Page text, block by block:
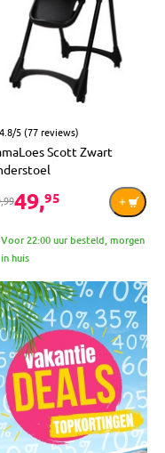
4.8/5 (77 reviews)
Scott Zwart
49,95
Voor 22:00 uur besteld, morgen
in huis